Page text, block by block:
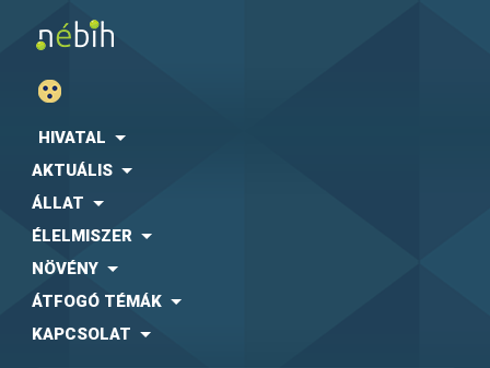
HIVATAL
AKTUÁLIS
ÁLLAT
ÉLELMISZER
NÖVÉNY
ÁTFOGÓ TÉMÁK
KAPCSOLAT